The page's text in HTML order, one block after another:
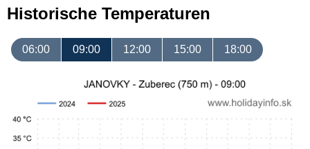
Historische Temperaturen
06:00 09:00 12:00 15:00 18:00